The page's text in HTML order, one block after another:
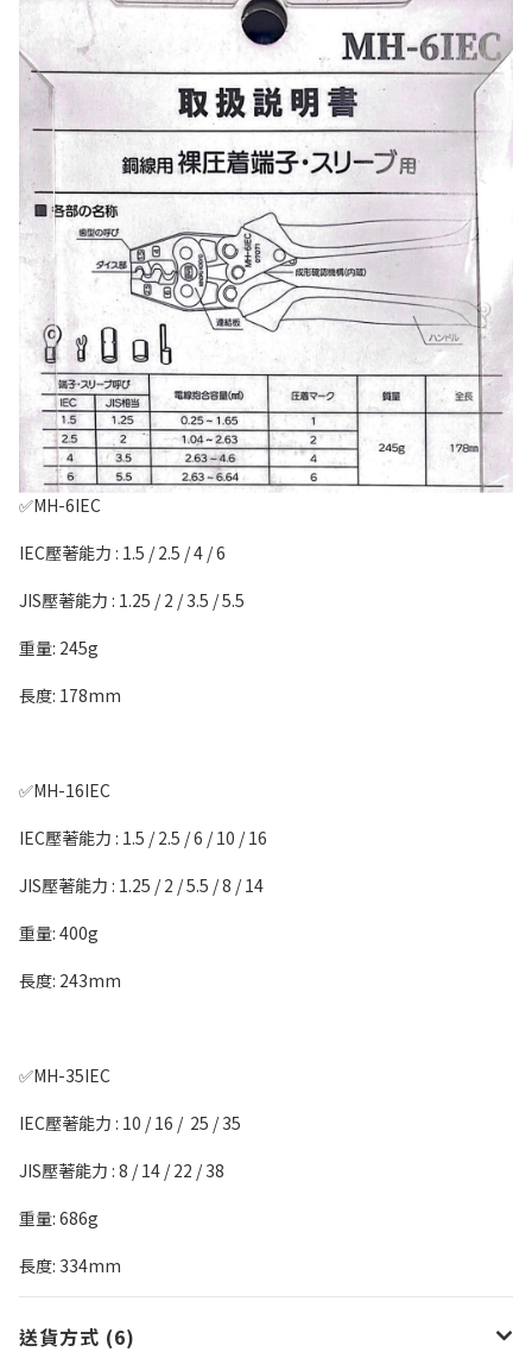
✅MH-6IEC
IEC壓著能力 : 1.5 / 2.5 / 4 / 6
JIS壓著能力 : 1.25 / 2 / 3.5 / 5.5
重量: 245g
長度: 178mm
✅MH-16IEC
IEC壓著能力 : 1.5 / 2.5 / 6 / 10 / 16
JIS壓著能力 : 1.25 / 2 / 5.5 / 8 / 14
重量: 400g
長度: 243mm
✅MH-35IEC
IEC壓著能力 : 10 / 16 / 25 / 35
JIS壓著能力 : 8 / 14 / 22 / 38
重量: 686g
長度: 334mm
送貨方式 (6)